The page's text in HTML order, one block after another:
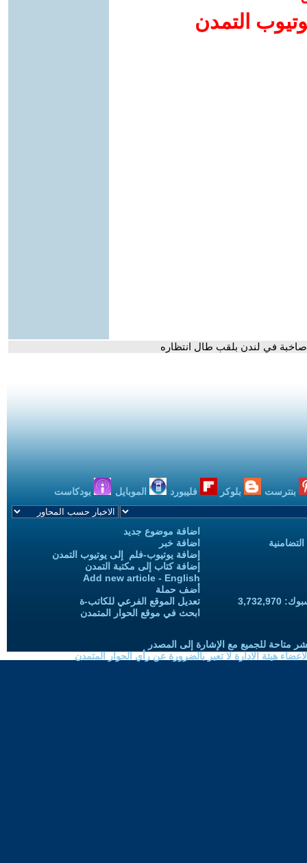
التمدن
صاخبة في لندن بلقب طال انتظاره
بنترست بلوكر فليبورد الموبايل بودكاست
اضافة موضوع جديد
اضافة خبر
إضافة يوتيوب-فلم إلى يوتيوب التمدن
إضافة كتاب إلى مكتبة التمدن
Add new article - English
أضف حملة
تعديل الموقع الفرعي للكاتب-ة
ابحث في موقع الحوار المتمدن
متاحة للجميع مع الإشارة إلى المصدر
هيئة الادارة لا تعبر بالضرورة عن رأي الحوار المتمدن